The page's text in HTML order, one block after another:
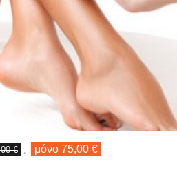
€ , μόνο 75,00 €